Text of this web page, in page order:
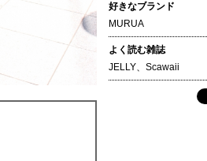
好きなブランド
MURUA
よく読む雑誌
JELLY、Scawaii